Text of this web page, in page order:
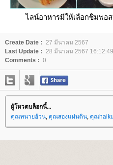
ไลน์อาหารมีให้เลือกชิมพอ
Create Date : 27 มีนาคม 2567
Last Update : 28 มีนาคม 2567
Comments : 0
ผู้โหวตบล็อกนี้...
คุณทนายอ้วน, คุณสองแผ่นดิน, คุณhaiku